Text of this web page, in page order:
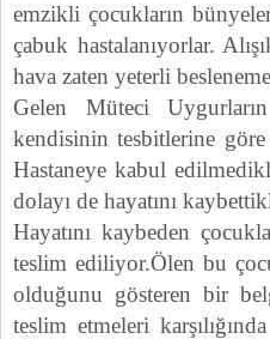
emzikli çocukların
çabuk hastalanıyorlar.
hava zaten yeterli
Gelen Müteci
kendisinin tesbitlerine göre
Hastaneye kabul
dolayı de hayatını
Hayatını kaybeden
teslim ediliyor.Ölen bu
olduğunu gösteren bir
teslim etmeleri